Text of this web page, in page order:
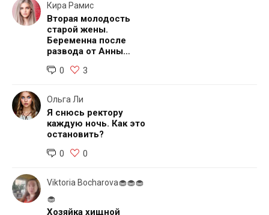
Кира Рамис
Вторая молодость
старой жены.
Беременна после
развода от Анны
0 3
Ольга Ли
Я снюсь ректору
каждую ночь. Как это
остановить?
0
0
Viktoria Bocharova🧁🧁🧁
🧁
Хозяйка хищной